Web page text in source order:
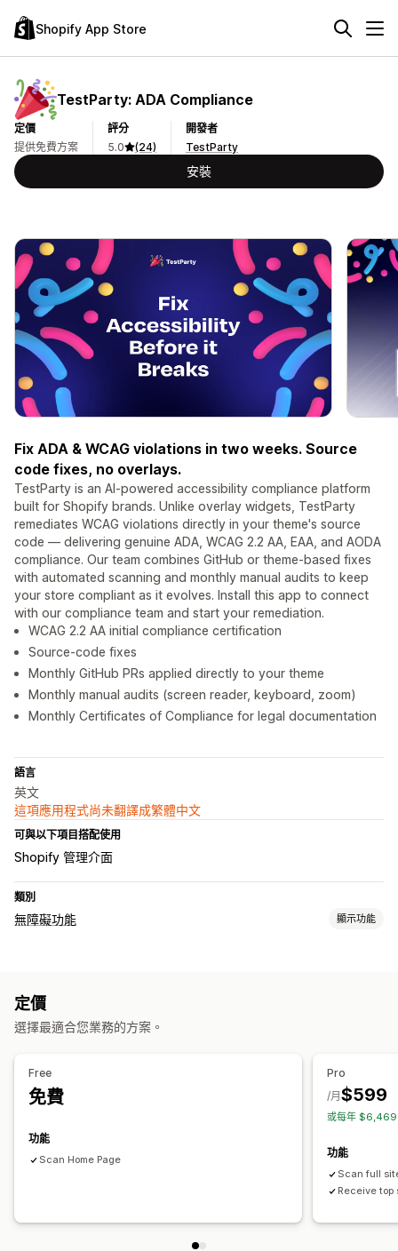
Shopify App Store
TestParty: ADA Compliance
定價
提供免費方案
評分
5.0
(24)
開發者
TestParty
安裝
Fix ADA & WCAG violations in two weeks. Source
code fixes, no overlays.
TestParty is an AI-powered accessibility compliance platform
built for Shopify brands. Unlike overlay widgets, TestParty
remediates WCAG violations directly in your theme's source
code — delivering genuine ADA, WCAG 2.2 AA, EAA, and AODA
compliance. Our team combines GitHub or theme-based fixes
with automated scanning and monthly manual audits to keep
your store compliant as it evolves. Install this app to connect
with our compliance team and start your remediation.
WCAG 2.2 AA initial compliance certification
Source-code fixes
Monthly GitHub PRs applied directly to your theme
Monthly manual audits (screen reader, keyboard, zoom)
Monthly Certificates of Compliance for legal documentation
語言
英文
這項應用程式尚未翻譯成繁體中文
可與以下項目搭配使用
Shopify 管理介面
類別
無障礙功能 顯示功能
定價
選擇最適合您業務的方案。
Free
免費
功能
Scan Home Page
Pro
$599
/月
或每年 $6,469
功能
Scan full
Receive